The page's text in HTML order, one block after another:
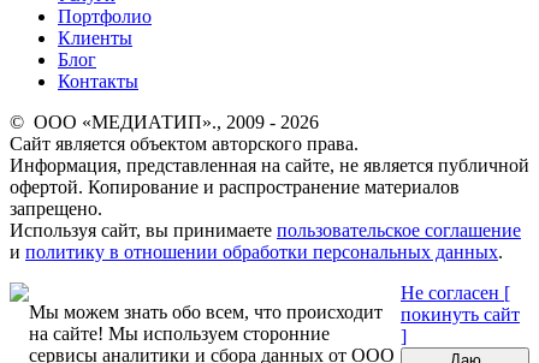
Портфолио
Клиенты
Блог
Контакты
© ООО «МЕДИАТИП»., 2009 - 2026
Сайт является объектом авторского права.
Информация, представленная на сайте, не является публичной
офертой. Копирование и распространение материалов
запрещено.
Используя сайт, вы принимаете пользовательское соглашение
и политику в отношении обработки персональных данных.
Мы можем знать обо всем, что происходит
на сайте! Мы используем сторонние
сервисы аналитики и сбора данных от ООО
Не согласен [
покинуть сайт
]